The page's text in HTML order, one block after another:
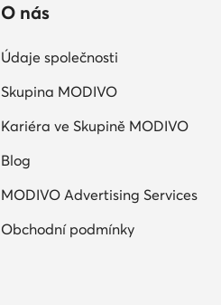
O nás
Údaje společnosti
Skupina MODIVO
Kariéra ve Skupině MODIVO
Blog
MODIVO Advertising Services
Obchodní podmínky